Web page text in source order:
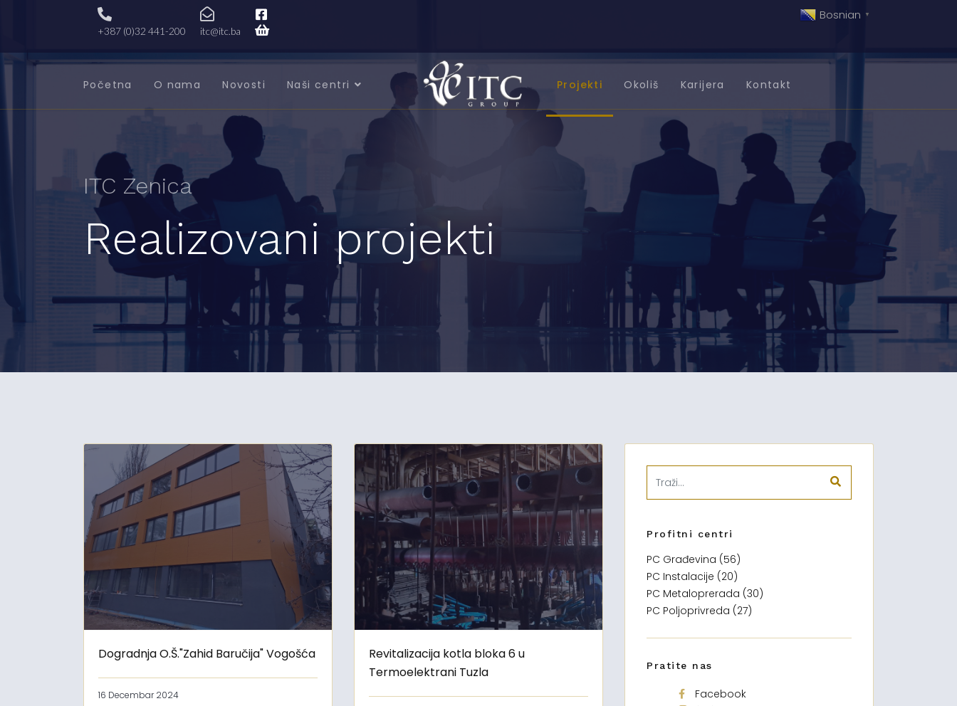
+387 (0)32 441-200 itc@itc.ba
Bosnian ▼
Početna O nama Novosti Naši centri Projekti Okoliš Karijera Kontakt
ITC Zenica
Realizovani projekti
Dogradnja O.Š."Zahid Baručija" Vogošća
16 Decembar 2024
Revitalizacija kotla bloka 6 u
Termoelektrani Tuzla
Profitni centri
PC Građevina (56)
PC Instalacije (20)
PC Metaloprerada (30)
PC Poljoprivreda (27)
Pratite nas
Facebook